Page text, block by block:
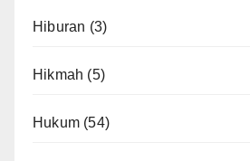
Hiburan (3)
Hikmah (5)
Hukum (54)